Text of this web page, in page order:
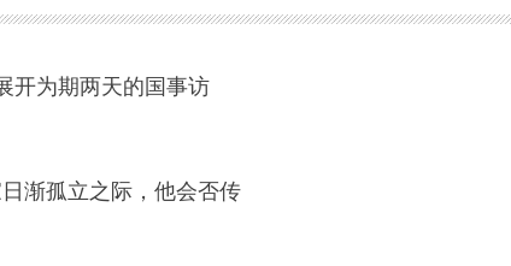
开为期两天的国事访
渐孤立之际，他会否传